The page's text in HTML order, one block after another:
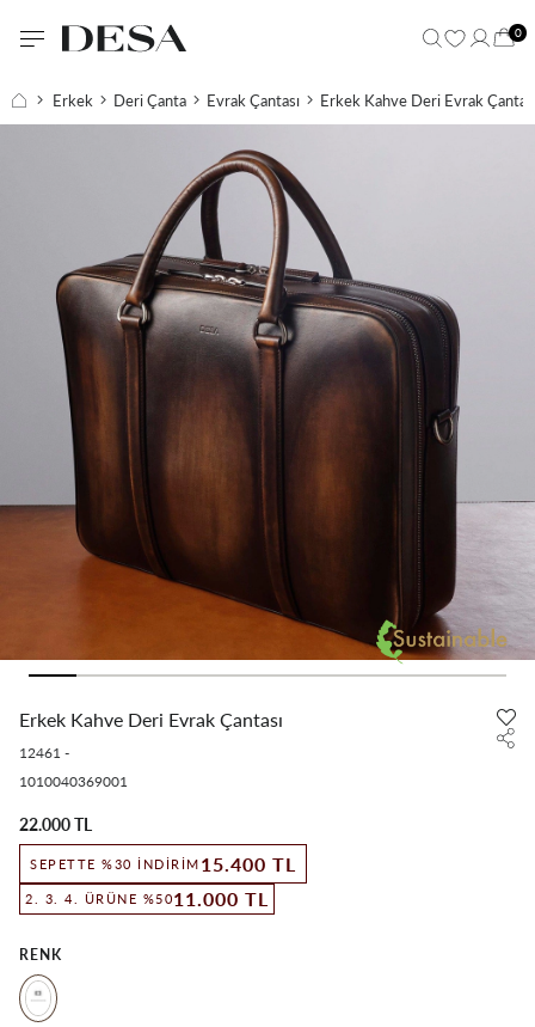
0
Erkek Deri Çanta Evrak Çantası Erkek Kahve Deri Evrak
Erkek Kahve Deri Evrak Çantası
12461 -
1010040369001
22.000 TL
SEPETTE %30 İNDIRIM 15.400 TL
2. 3. 4. ÜRÜNE %5011.000 TL
RENK